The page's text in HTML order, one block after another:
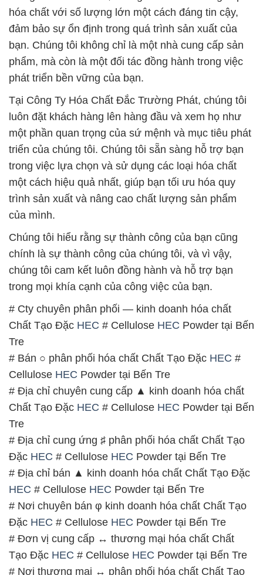
phát triển bền vững của bạn.
Tại Công Ty Hóa Chất Đắc Trường Phát, chúng tôi
luôn đặt khách hàng lên hàng đầu và xem họ như
một phần quan trọng của sứ mệnh và mục tiêu phát
triển của chúng tôi. Chúng tôi sẵn sàng hỗ trợ bạn
trong việc lựa chọn và sử dụng các loại hóa chất
một cách hiệu quả nhất, giúp bạn tối ưu hóa quy
trình sản xuất và nâng cao chất lượng sản phẩm
của mình.
Chúng tôi hiểu rằng sự thành công của bạn cũng
chính là sự thành công của chúng tôi, và vì vậy,
chúng tôi cam kết luôn đồng hành và hỗ trợ bạn
trong mọi khía cạnh của công việc của bạn.
# Cty chuyên phân phối — kinh doanh hóa chất
Chất Tạo ĐặcHEC# CelluloseHECPowder tại Bến
Tre
# Bán ○ phân phối hóa chất Chất Tạo ĐặcHEC
Cellulose
HEC
Powder tại Bến Tre
# Địa chỉ chuyên cung cấp ▲ kinh doanh hóa chất
Chất Tạo Đặc
Tre
# Địa chỉ cung ứng ♯ phân phối hóa chất Chất Tạo
Đặc
HEC # Cellulose HEC
Powder tại Bến Tre
# Địa chỉ bán ▲ kinh doanh hóa chất Chất Tạo Đặc
HEC
# Nơi chuyên bán φ kinh doanh hóa chất Chất Tạo
Đặc HEC # Cellulose HEC Powder tại Bến Tre
# Đơn vị cung cấp ↔ thương mại hóa chất Chất
Tạo Đặc
HEC # Cellulose HECPowder tại Bến Tre
# Nơi thương mại ↔ phân phối hóa chất Chất Tạo
Đặc HEC # Cellulose HEC Powder tại Bến Tre
# Nhà kinh doanh [ cung cấp ] hóa chất Chất Tạo
Đặc HEC# CelluloseHECPowder tại Bến Tre
# Nơi cung cấp § cung ứng hóa chất Chất Tạo Đặc